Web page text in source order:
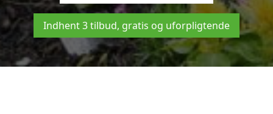
Indhent 3 tilbud, gratis og uforpligtende